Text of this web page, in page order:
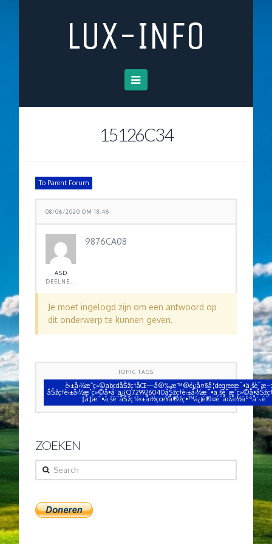
LUX-INFO
Navigation
15126C34
To Parent Forum
08/06/2020 OM 18:46
ASD
9876CA08
Je moet ingelogd zijn om een antwoord op
dit onderwerp te kunnen geven.
TOPIC TAGS
‡å‡­æ¯•ä¸šè¯åŠžç†è‹±å›½çœŸå®žç•™ä¿¡è®¤è¯å›žå›½äººå‘˜è¯
ZOEKEN
Search